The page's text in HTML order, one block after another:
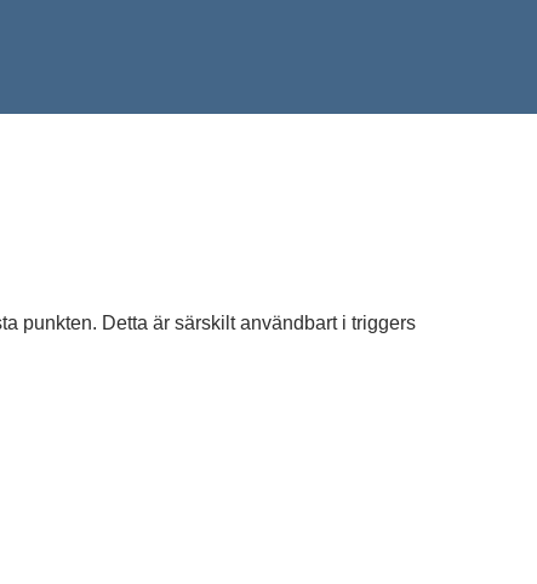
punkten. Detta är särskilt användbart i triggers